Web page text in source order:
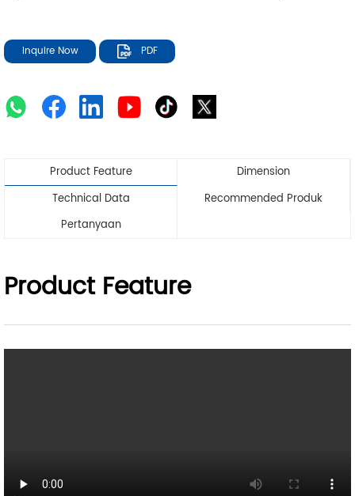
Inquire Now PDF
Product Feature
Dimension
Technical Data
Recommended Produk
Pertanyaan
Product Feature